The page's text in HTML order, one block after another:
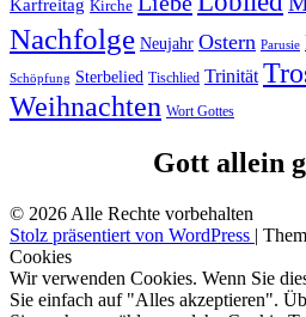
Kirche
Nachfolge Neujahr Ostern Parusie
Schöpfung Sterbelied Tischlied Trinität
Weihnachten Wort Gottes
Gott allein
© 2026 Alle Rechte vorbehalten
Stolz präsentiert von WordPress |
Cookies
Wir verwenden Cookies. Wenn Sie
Sie einfach auf "Alles akzeptieren".